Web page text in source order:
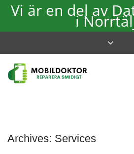
Vi är en del av
i
Archives: Services